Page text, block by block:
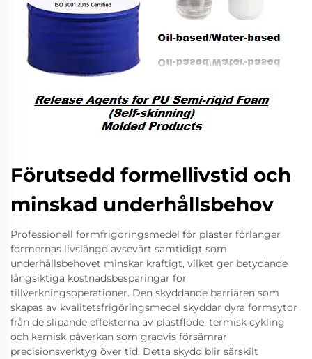
Förutsedd formellivstid och
minskad underhållsbehov
Professionell formfrigöringsmedel för plaster förlänger
formernas livslängd avsevärt samtidigt som
underhållsbehovet minskar kraftigt, vilket ger betydande
långsiktiga kostnadsbesparingar för
tillverkningsoperationer. Den skyddande barriären som
skapas av kvalitetsfrigöringsmedel skyddar dyra formsytor
från de slipande effekterna av plastflöde, termisk cykling
och kemisk påverkan som gradvis försämrar
precisionsverktyg över tid. Detta skydd blir särskilt